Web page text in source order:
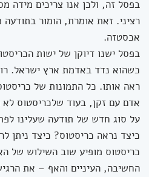
בפסל זה, ולכן אנו צריכים מידה
רציני. זאת אומרת, הומור
אכסטזה.
בפסל ישנו דיוקן של ישות
כשהוא נדד באדמת ארץ ישראל.
ראה אותו. כל התמונות של
אדם עם זקן, בעוד שלכריסטוס לא
על סוג חדש של תודעה שעלינו
כיצד נראה כריסטוס? כיצד ניתן
כריסטוס מופיע שוב השילוש של
החשיבה, העיניים והאף – את